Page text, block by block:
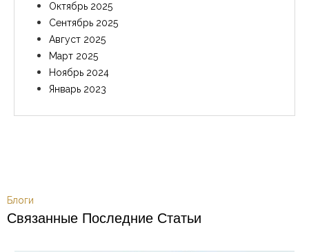
Октябрь 2025
Сентябрь 2025
Август 2025
Март 2025
Ноябрь 2024
Январь 2023
Блоги
Связанные Последние Статьи